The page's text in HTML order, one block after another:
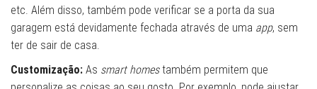
etc. Além disso, também pode verificar se a porta da sua
garagem está devidamente fechada através de uma app, sem
ter de sair de casa.
Customização: As smart homestambém permitem que